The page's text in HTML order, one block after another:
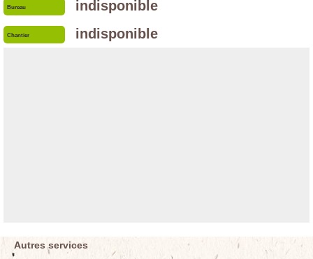
Bureau indisponible
Chantier indisponible
Autres services